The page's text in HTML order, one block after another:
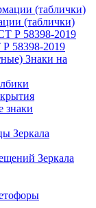
(таблички)
58398-2019
Знаки на
знаки
Зеркала
Зеркала